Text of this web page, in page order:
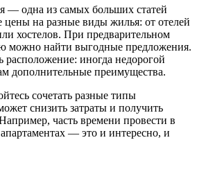
— одна из самых больших статей
цены на разные виды жилья: от отелей
хостелов. При предварительном
можно найти выгодные предложения.
расположение: иногда недорогой
дополнительные преимущества.
сочетать разные типы
снизить затраты и получить
часть времени провести в
— это и интересно, и